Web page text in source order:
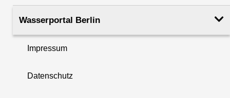
Wasserportal Berlin
Impressum
Datenschutz